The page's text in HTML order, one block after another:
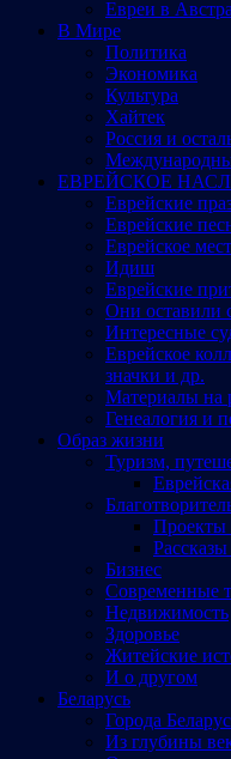
Евреи в
В Мире
Политика
Экономика
Культура
Хайтек
Россия и
ЕВРЕЙСКОЕ
Еврейские
Еврейские
Еврейское
Идиш
Еврейские
Они оставили
Интересные
Еврейское
значки и др.
Материалы на
Генеалогия и
Образ жизни
Туризм,
Проекты
Бизнес
Современные
Недвижимость
Здоровье
Житейские
И о другом
Беларусь
Города
Из глубины